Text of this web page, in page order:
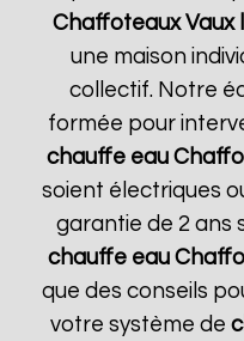
Chaffoteaux Vaux
une maison
collectif. Notre
formée pour
chauffe eau
soient électriques
garantie de 2 ans
chauffe eau
que des conseils
votre système de